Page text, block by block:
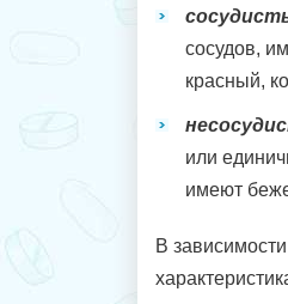
сосудов,
красный,
или
имеют
В